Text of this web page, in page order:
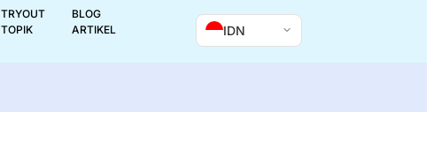
TRYOUT
TOPIK
BLOG
ARTIKEL
IDN